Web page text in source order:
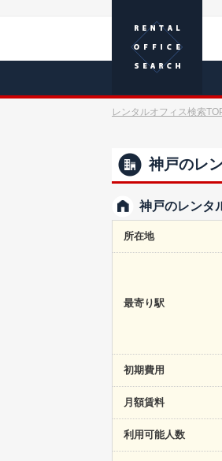
レンタルオフィス検索
神戸のレ
神戸のレンタ
所在地
最寄り駅
初期費用
月額賃料
利用可能人数